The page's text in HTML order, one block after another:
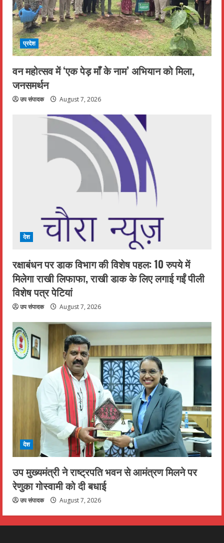
प्रदेश
वन महोत्सव में ‘एक पेड़ माँ के नाम’ अभियान को मिला,
जनसमर्थन
उप संपादक August 7, 2026
देश
रक्षाबंधन पर डाक विभाग की विशेष पहल: 10 रुपये में
मिलेगा राखी लिफाफा, राखी डाक के लिए लगाई गईं पीली
विशेष पत्र पेटियां
उप संपादक August 7, 2026
देश
उप मुख्यमंत्री ने राष्ट्रपति भवन से आमंत्रण मिलने पर
रेणुका गोस्वामी को दी बधाई
उप संपादक August 7, 2026